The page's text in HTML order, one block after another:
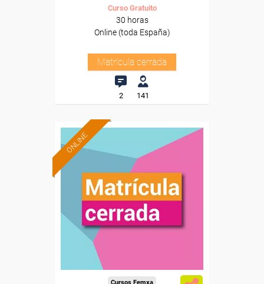
Curso Gratuito
30 horas
Online (toda España)
Matrícula cerrada
2 141
ONLINE